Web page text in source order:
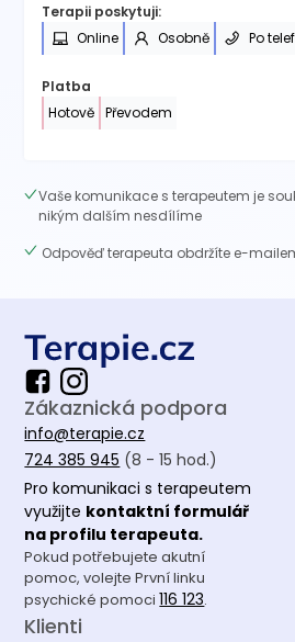
Terapii poskytuji:
Online
Osobně Po
Platba
Hotově
Převodem
Vaše komunikace s terapeutem je
nikým dalším nesdílíme
Odpověď terapeuta obdržíte e-
Zákaznická podpora
info@terapie.cz
724 385 945 (8 - 15 hod.)
Pro komunikaci s terapeutem
využijte kontaktní formulář
na profilu terapeuta.
Pokud potřebujete akutní
pomoc, volejte První linku
psychické pomoci116 123.
Klienti